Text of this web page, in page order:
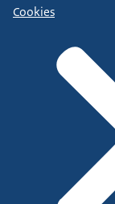
Cookies